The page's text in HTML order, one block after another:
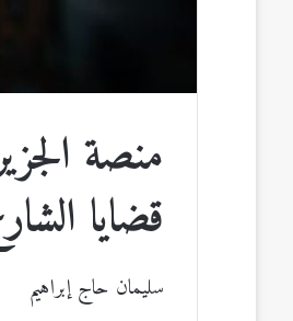
منصة
قضايا
سليمان حاج إبراهيم